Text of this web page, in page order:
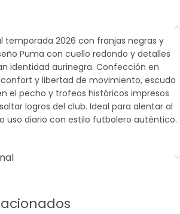
temporada 2026 con franjas negras y
Puma con cuello redondo y detalles
identidad aurinegra. Confección en
y libertad de movimiento, escudo
el pecho y trofeos históricos impresos
logros del club. Ideal para alentar al
uso diario con estilo futbolero auténtico.